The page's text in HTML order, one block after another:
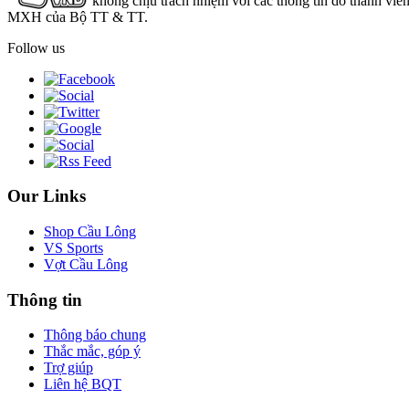
MXH của Bộ TT & TT.
Follow us
Our Links
Shop Cầu Lông
VS Sports
Vợt Cầu Lông
Thông tin
Thông báo chung
Thắc mắc, góp ý
Trợ giúp
Liên hệ BQT